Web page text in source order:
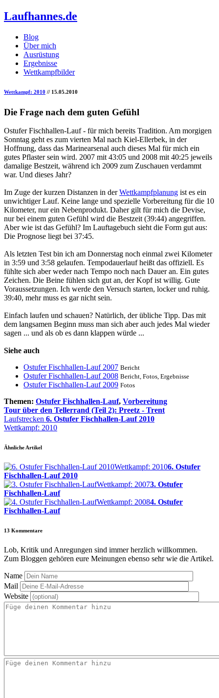
Laufhannes.de
Blog
Über mich
Ausrüstung
Ergebnisse
Wettkampfbilder
Wettkampf: 2010 // 15.05.2010
Die Frage nach dem guten Gefühl
Ostufer Fischhallen-Lauf - für mich bereits Tradition. Am morgigen
Sonntag geht es zum vierten Mal nach Kiel-Ellerbek, in der
Hoffnung, dass das Marinearsenal auch dieses Mal für mich ein
gutes Pflaster sein wird. 2007 mit 43:05 und 2008 mit 40:25 jeweils
damalige Bestzeit, während ich 2009 zum Zuschauen verdammt
war. Und dieses Jahr?
Im Zuge der kurzen Distanzen in derWettkampfplanung ist es ein
unwichtiger Lauf. Keine lange und spezielle Vorbereitung für die 10
Kilometer, nur ein Nebenprodukt. Daher gilt für mich die Devise,
nur bei einem guten Gefühl wird die Bestzeit (39:44) angegriffen.
Aber wie ist das Gefühl? Im Lauftagebuch sieht die Form gut aus:
Die Prognose liegt bei 37:45.
Als letzten Test bin ich am Donnerstag noch einmal zwei Kilometer
in 3:59 und 3:58 gelaufen. Tempodauerlauf heißt das offiziell. Es
fühlte sich aber weder nach Tempo noch nach Dauer an. Ein gutes
Zeichen. Die Beine fühlen sich gut an, der Kopf ist willig. Gute
Voraussetzungen. Ich werde den Versuch starten, locker und ruhig.
39:40, mehr muss es gar nicht sein.
Einfach laufen und schauen? Natürlich, der übliche Tipp. Das mit
dem langsamen Beginn muss man sich aber auch jedes Mal wieder
sagen ... und als ob es dann klappen würde ...
Siehe auch
Ostufer Fischhallen-Lauf 2007 Bericht
Ostufer Fischhallen-Lauf 2008 Bericht, Fotos, Ergebnisse
Ostufer Fischhallen-Lauf 2009 Fotos
Themen: Ostufer Fischhallen-Lauf, Vorbereitung
Tour über den Tellerrand (Teil 2): Preetz - Trent
Laufstrecken 6. Ostufer Fischhallen-Lauf 2010
Wettkampf: 2010
Ähnliche Artikel
Wettkampf: 20106. Ostufer
Fischhallen-Lauf 2010
Wettkampf: 20073. Ostufer
Fischhallen-Lauf
Wettkampf: 20084. Ostufer
Fischhallen-Lauf
13 Kommentare
Lob, Kritik und Anregungen sind immer herzlich willkommen.
Zum Bloggen gehören eure Meinungen ebenso sehr wie die Artikel.
Name
Mail
Website